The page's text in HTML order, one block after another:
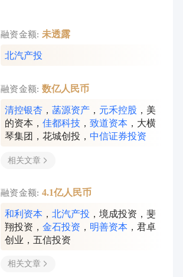
融资金额: 未透露
北汽产投
融资金额: 数亿人民币
清控银杏 ，菡源资产 ， 元禾控股 ， 美
的资本 ，佳都科技 ，致道资本 ， 大横
琴集团 ，花城创投 ，中信证券投资
相关文章
融资金额: 4.1亿人民币
和利资本 ，北汽产投 ，境成投资 ，斐
翔投资 ，金石投资 ， 明善资本 ，君卓
创业 ，五信投资
相关文章